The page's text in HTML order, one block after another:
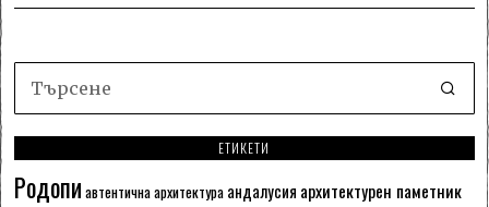
ЕТИКЕТИ
Родопи автентична архитектура андалусия архитектурен паметник